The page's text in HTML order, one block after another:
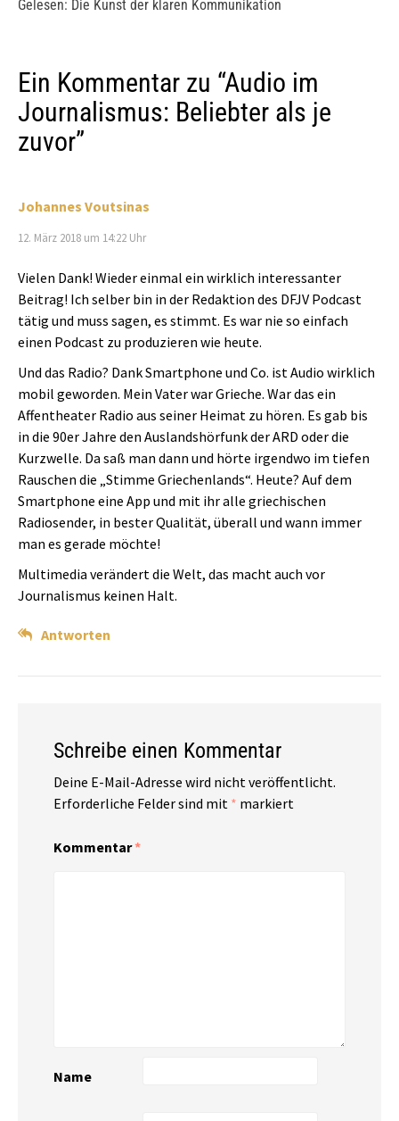
Gelesen: Die Kunst der klaren Kommunikation
Ein Kommentar zu “Audio im
Journalismus: Beliebter als je
zuvor”
Johannes Voutsinas
12. März 2018 um 14:22 Uhr
Vielen Dank! Wieder einmal ein wirklich interessanter
Beitrag! Ich selber bin in der Redaktion des DFJV Podcast
tätig und muss sagen, es stimmt. Es war nie so einfach
einen Podcast zu produzieren wie heute.
Und das Radio? Dank Smartphone und Co. ist Audio wirklich
mobil geworden. Mein Vater war Grieche. War das ein
Affentheater Radio aus seiner Heimat zu hören. Es gab bis
in die 90er Jahre den Auslandshörfunk der ARD oder die
Kurzwelle. Da saß man dann und hörte irgendwo im tiefen
Rauschen die „Stimme Griechenlands“. Heute? Auf dem
Smartphone eine App und mit ihr alle griechischen
Radiosender, in bester Qualität, überall und wann immer
man es gerade möchte!
Multimedia verändert die Welt, das macht auch vor
Journalismus keinen Halt.
Antworten
Schreibe einen Kommentar
Deine E-Mail-Adresse wird nicht veröffentlicht.
Erforderliche Felder sind mit * markiert
Kommentar*
Name